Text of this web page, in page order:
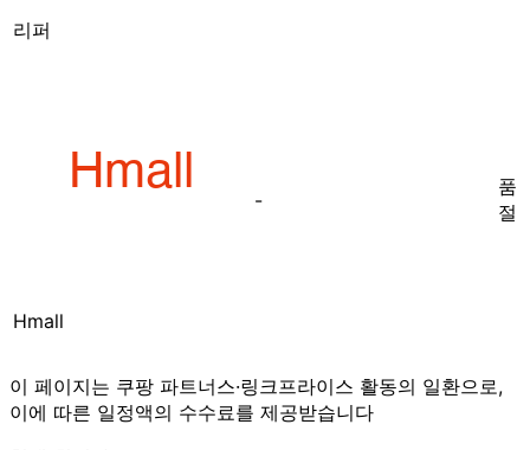
리퍼
Hmall
-
품
절
이 페이지는 쿠팡 파트너스·링크프라이스 활동의 일환으로,
이에 따른 일정액의 수수료를 제공받습니다